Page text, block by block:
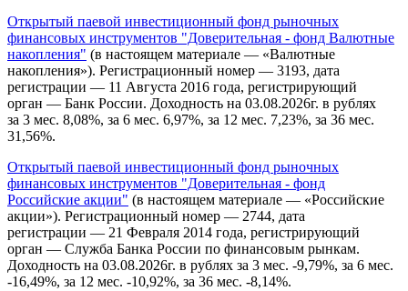
Открытый паевой инвестиционный фонд рыночных
финансовых инструментов "Доверительная - фонд Валютные
накопления" (в настоящем материале — «Валютные
накопления»). Регистрационный номер — 3193, дата
регистрации — 11 Августа 2016 года, регистрирующий
орган — Банк России. Доходность на 03.08.2026г. в рублях
за 3 мес. 8,08%, за 6 мес. 6,97%, за 12 мес. 7,23%, за 36 мес.
31,56%.
Открытый паевой инвестиционный фонд рыночных
финансовых инструментов "Доверительная - фонд
Российские акции" (в настоящем материале — «Российские
акции»). Регистрационный номер — 2744, дата
регистрации — 21 Февраля 2014 года, регистрирующий
орган — Служба Банка России по финансовым рынкам.
Доходность на 03.08.2026г. в рублях за 3 мес. -9,79%, за 6 мес.
-16,49%, за 12 мес. -10,92%, за 36 мес. -8,14%.